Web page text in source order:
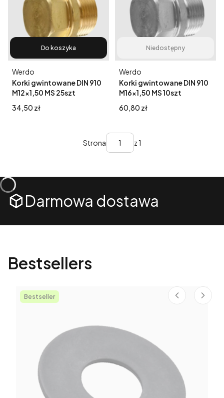
Do koszyka
Korki gwintowane DIN 910
M12x1,50 MS 25szt
Producent
Werdo
Cena
34,50 zł
Niedostępny
Korki gwintowane DIN 910
M16x1,50 MS 10szt
Producent
Werdo
Cena
60,80 zł
Strona z 1
Darmowa dostawa
Bestsellers
Bestseller